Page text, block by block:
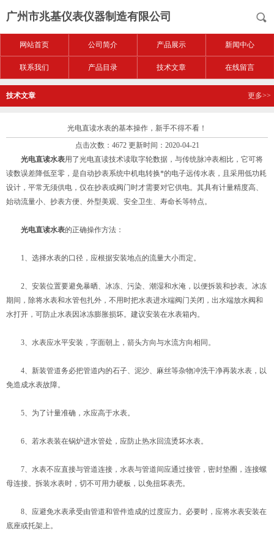
广州市兆基仪表仪器制造有限公司
网站首页 公司简介 产品展示 新闻中心
联系我们 产品目录 技术文章 在线留言
技术文章 更多>>
光电直读水表的基本操作，新手不得不看！
点击次数：4672 更新时间：2020-04-21
光电直读水表用了光电直读技术读取字轮数据，与传统脉冲表相比，它可将
读数误差降低至零，是自动抄表系统中机电转换*的电子远传水表，且采用低功耗
设计，平常无须供电，仅在抄表或阀门时才需要对它供电。其具有计量精度高、
始动流量小、抄表方便、外型美观、安全卫生、寿命长等特点。
光电直读水表的正确操作方法：
1、选择水表的口径，应根据安装地点的流量大小而定。
2、安装位置要避免暴晒、冰冻、污染、潮湿和水淹，以便拆装和抄表。冰冻
期间，除将水表和水管包扎外，不用时把水表进水端阀门关闭，出水端放水阀和
水打开，可防止水表因冰冻膨胀损坏。建议安装在水表箱内。
3、水表应水平安装，字面朝上，箭头方向与水流方向相同。
4、新装管道务必把管道内的石子、泥沙、麻丝等杂物冲洗干净再装水表，以
免造成水表故障。
5、为了计量准确，水应高于水表。
6、若水表装在锅炉进水管处，应防止热水回流烫坏水表。
7、水表不应直接与管道连接，水表与管道间应通过接管，密封垫圈，连接螺
母连接。拆装水表时，切不可用力硬板，以免扭坏表壳。
8、应避免水表承受由管道和管件造成的过度应力。必要时，应将水表安装在
底座或托架上。